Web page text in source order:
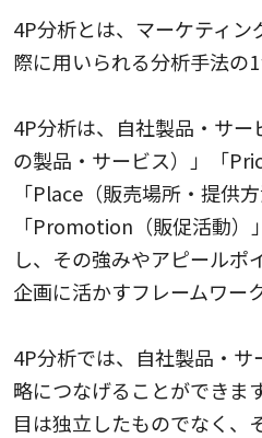
4P分析とは、マーケティン
際に用いられる分析手法の1
4P分析は、自社製品・サ
の製品・サービス）」「
「Place（販売場所・提供方
「Promotion（販促活動）
し、その強みやアピールポ
企画に活かすフレームワー
4P分析では、自社製品・
略につなげることができま
目は独立したものでなく、